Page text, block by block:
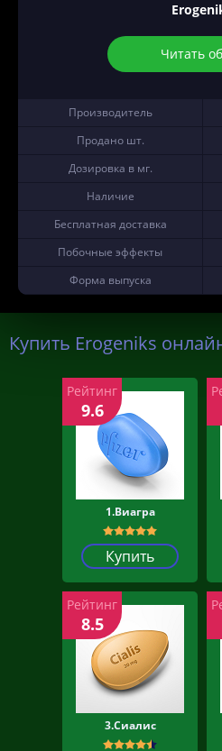
Читать
Производитель
Продано шт.
Дозировка в мг.
Наличие
Бесплатная доставка
Побочные эффекты
Форма выпуска
Купить Erogeniks
1.Виагра
Купить
Рейтинг
9.6
3.Сиалис
Рейтинг
8.5